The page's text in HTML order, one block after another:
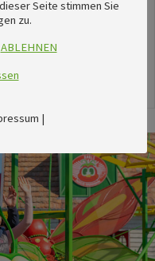
im August
Seite stimmen Sie
zu.
ABLEHNEN
|